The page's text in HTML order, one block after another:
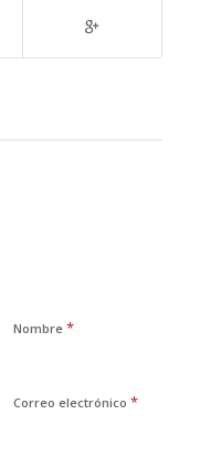
Nombre *
Correo electrónico *